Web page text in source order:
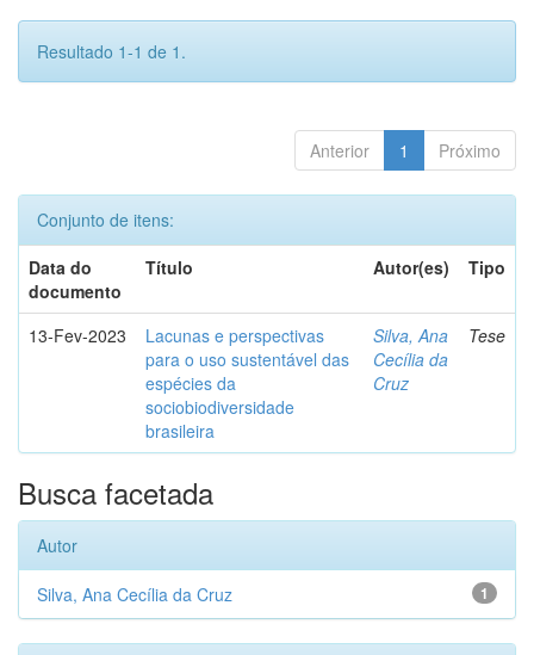
Resultado 1-1 de 1.
Anterior 1 Próximo
Conjunto de itens:
Data do
documento
Título Autor(es) Tipo
13-Fev-2023
Lacunas e perspectivas
para o uso sustentável das
espécies da
sociobiodiversidade
brasileira
Silva, Ana
Cecília da
Cruz
Tese
Busca facetada
Autor
1
Silva, Ana Cecília da Cruz